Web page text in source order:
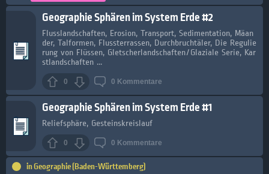
Geographie Sphären im System Erde #2
Flusslandschaften, Erosion, Transport, Sedimentation, Mäan
der, Talformen, Flussterrassen, Durchbruchtäler, Die Regulie
rung von Flüssen, Gletscherlandschaften/Glaziale Serie, Kar
stlandschaften ...
0 0 Kommentare
Geographie Sphären im System Erde #1
Reliefsphäre, Gesteinskreislauf
0 0 Kommentare
inGeographie (Baden-Württemberg)